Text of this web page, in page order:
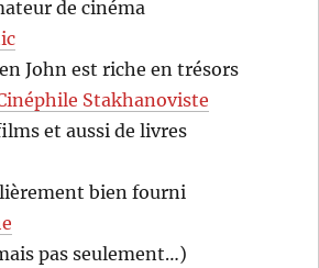
de cinéma
John est riche en trésors
Stakhanoviste
et aussi de livres
bien fourni
pas seulement…)